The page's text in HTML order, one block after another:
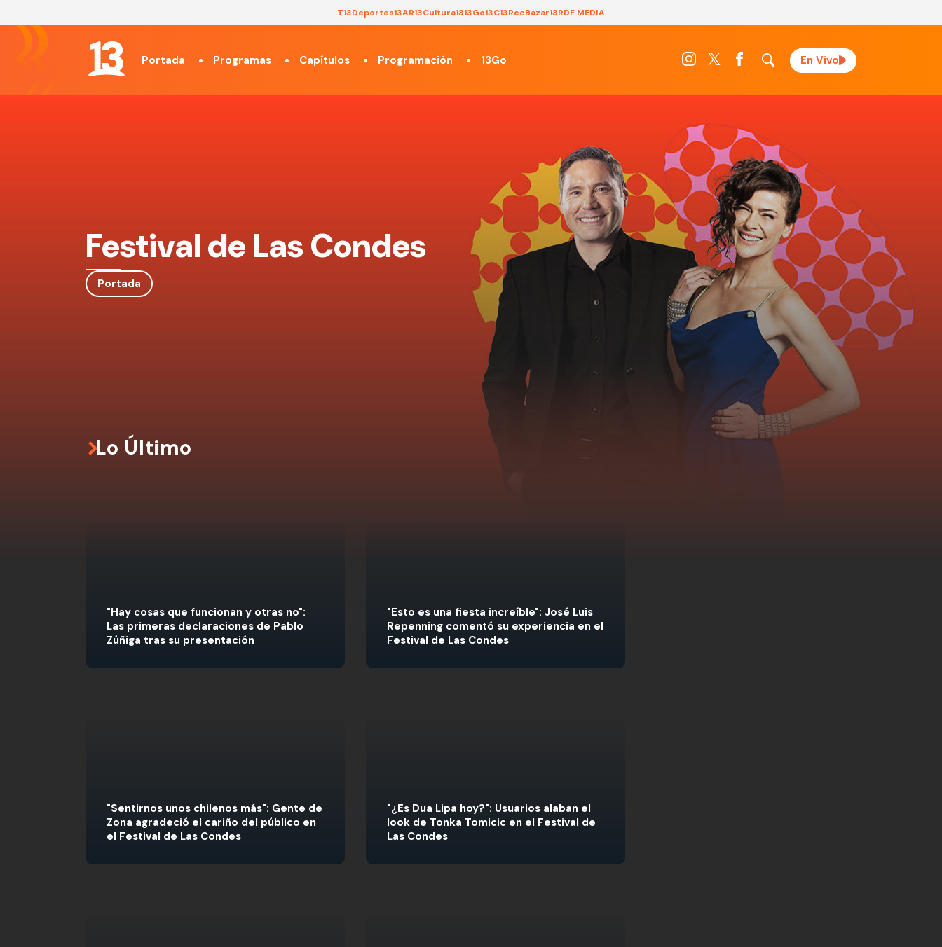
T13Deportes13AR13Cultura1313Go13C13RecBazar13RDF MEDIA
Portada Programas Capítulos Programación 13Go En Vivo
Festival de Las Condes
Portada
Lo Último
"Hay cosas que funcionan y otras no":
Las primeras declaraciones de Pablo
Zúñiga tras su presentación
"Esto es una fiesta increíble": José Luis
Repenning comentó su experiencia en el
Festival de Las Condes
"Sentirnos unos chilenos más": Gente de
Zona agradeció el cariño del público en
el Festival de Las Condes
"¿Es Dua Lipa hoy?": Usuarios alaban el
look de Tonka Tomicic en el Festival de
Las Condes